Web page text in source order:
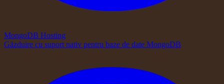
MongoDB Hosting
Găzduire cu suport nativ pentru baze de date MongoDB